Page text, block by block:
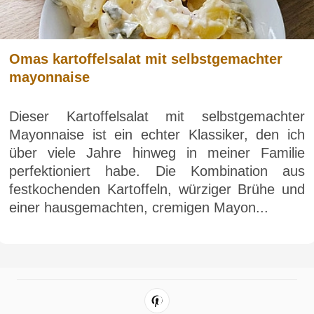
Omas kartoffelsalat mit selbstgemachter
mayonnaise
Dieser Kartoffelsalat mit selbstgemachter
Mayonnaise ist ein echter Klassiker, den ich
über viele Jahre hinweg in meiner Familie
perfektioniert habe. Die Kombination aus
festkochenden Kartoffeln, würziger Brühe und
einer hausgemachten, cremigen Mayon...